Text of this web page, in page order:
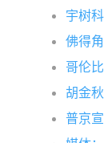
宇树
佛得
哥伦
胡金
普京